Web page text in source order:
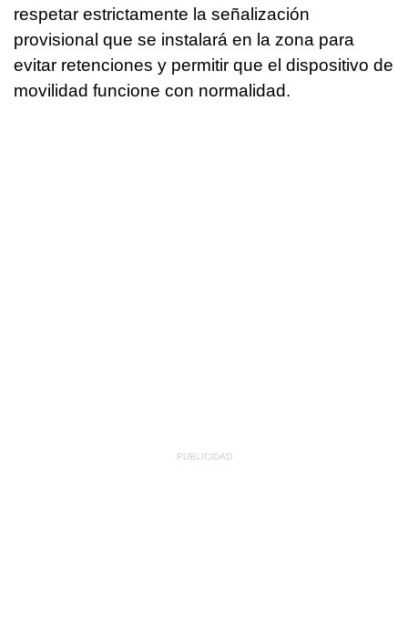
respetar estrictamente la señalización
provisional que se instalará en la zona para
evitar retenciones y permitir que el dispositivo de
movilidad funcione con normalidad.